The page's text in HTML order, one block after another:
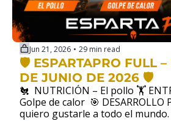
Jun 21, 2026 • 29 min read
🛡️ ESPARTAPRO FULL –
DE JUNIO DE 2026 🛡️
🐔  NUTRICIÓN – El pollo 🏋️
Golpe de calor  🎯 DESARROLLO
quiero gustarle a todo el mundo.